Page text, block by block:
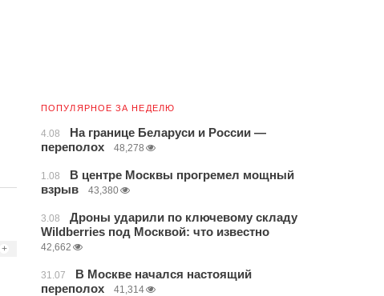
+
ПОПУЛЯРНОЕ ЗА НЕДЕЛЮ
4.08
На границе Беларуси и России —
переполох
48,278
1.08
В центре Москвы прогремел мощный
взрыв
43,380
3.08
Дроны ударили по ключевому складу
Wildberries под Москвой: что известно
42,662
31.07
В Москве начался настоящий
переполох
41,314